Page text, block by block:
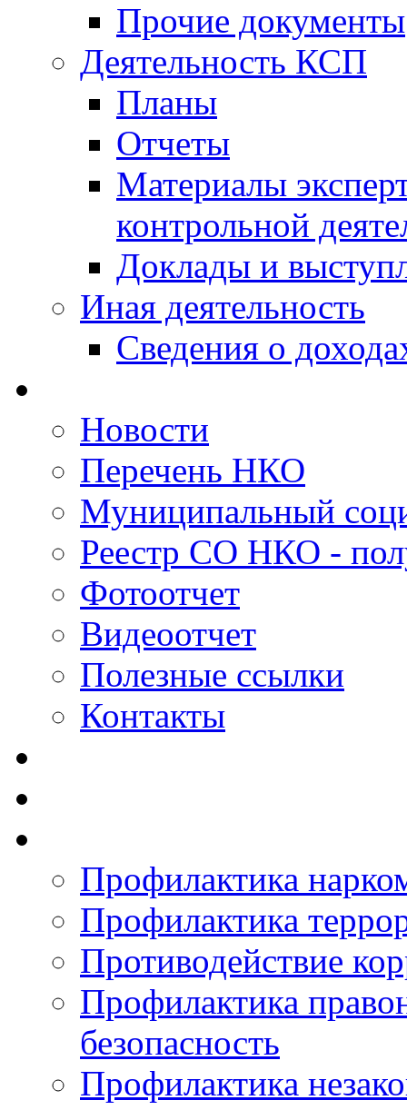
Прочие документы
Деятельность КСП
Планы
Отчеты
Материалы
контрольной
Доклады и
Иная деятельность
Сведения о
Новости
Перечень НКО
Муниципальный
Реестр СО НКО -
Фотоотчет
Видеоотчет
Полезные ссылки
Контакты
Профилактика
Профилактика
Противодействие
Профилактика
безопасность
Профилактика